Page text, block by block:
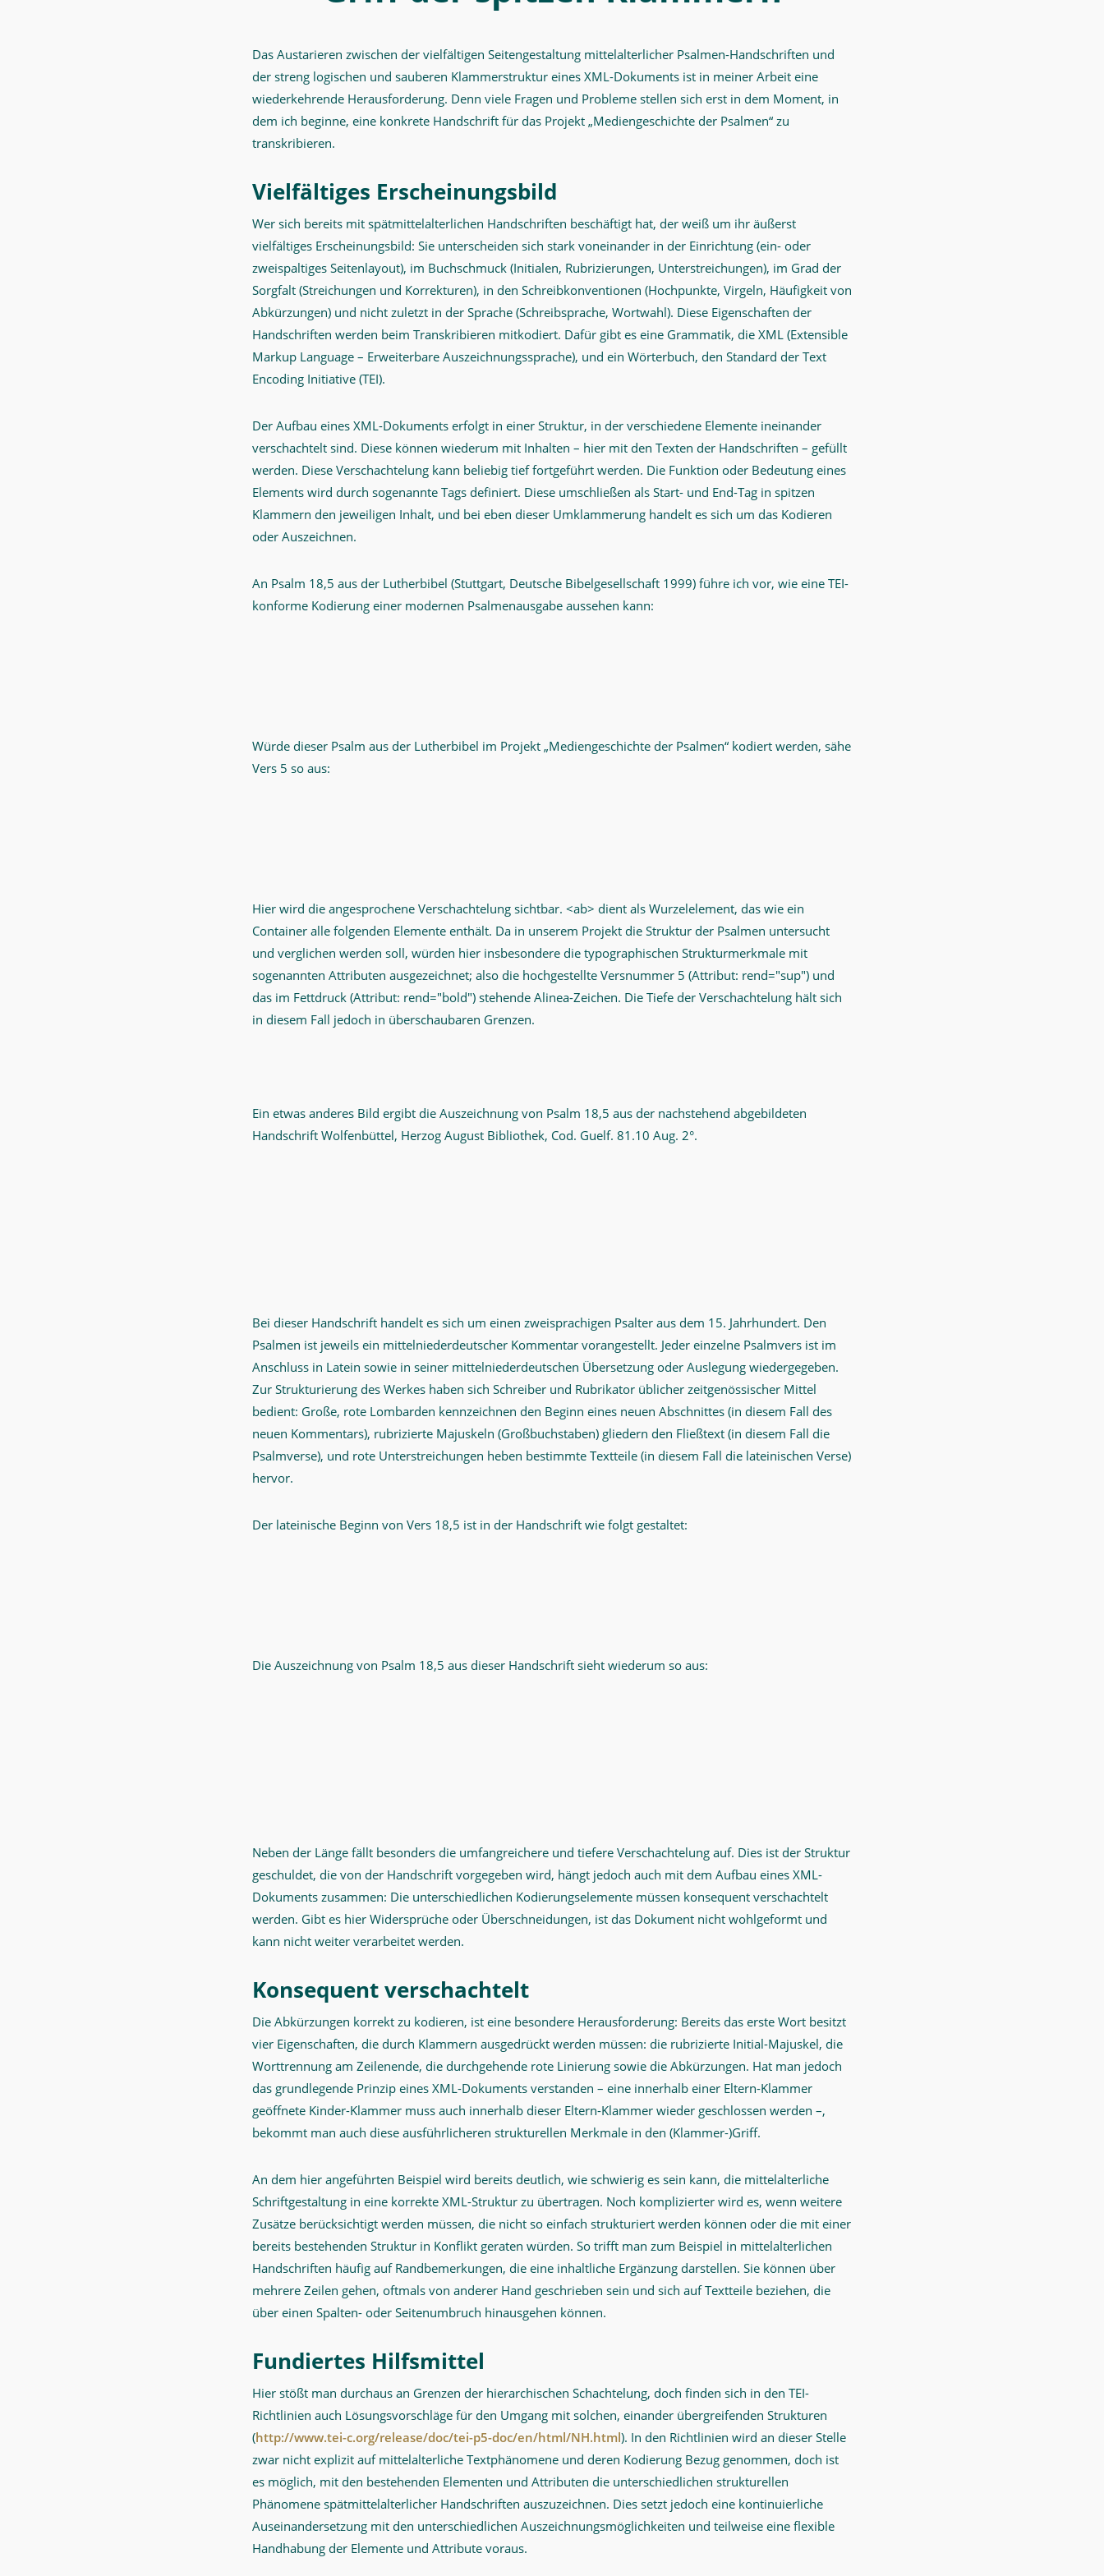
Das Austarieren zwischen der vielfältigen Seitengestaltung mittelalterlicher Psalmen-Handschriften und
der streng logischen und sauberen Klammerstruktur eines XML-Dokuments ist in meiner Arbeit eine
wiederkehrende Herausforderung. Denn viele Fragen und Probleme stellen sich erst in dem Moment, in
dem ich beginne, eine konkrete Handschrift für das Projekt „Mediengeschichte der Psalmen“ zu
transkribieren.
Vielfältiges Erscheinungsbild
Wer sich bereits mit spätmittelalterlichen Handschriften beschäftigt hat, der weiß um ihr äußerst
vielfältiges Erscheinungsbild: Sie unterscheiden sich stark voneinander in der Einrichtung (ein- oder
zweispaltiges Seitenlayout), im Buchschmuck (Initialen, Rubrizierungen, Unterstreichungen), im Grad der
Sorgfalt (Streichungen und Korrekturen), in den Schreibkonventionen (Hochpunkte, Virgeln, Häufigkeit von
Abkürzungen) und nicht zuletzt in der Sprache (Schreibsprache, Wortwahl). Diese Eigenschaften der
Handschriften werden beim Transkribieren mitkodiert. Dafür gibt es eine Grammatik, die XML (Extensible
Markup Language – Erweiterbare Auszeichnungssprache), und ein Wörterbuch, den Standard der Text
Encoding Initiative (TEI).
Der Aufbau eines XML-Dokuments erfolgt in einer Struktur, in der verschiedene Elemente ineinander
verschachtelt sind. Diese können wiederum mit Inhalten – hier mit den Texten der Handschriften – gefüllt
werden. Diese Verschachtelung kann beliebig tief fortgeführt werden. Die Funktion oder Bedeutung eines
Elements wird durch sogenannte Tags definiert. Diese umschließen als Start- und End-Tag in spitzen
Klammern den jeweiligen Inhalt, und bei eben dieser Umklammerung handelt es sich um das Kodieren
oder Auszeichnen.
An Psalm 18,5 aus der Lutherbibel (Stuttgart, Deutsche Bibelgesellschaft 1999) führe ich vor, wie eine TEI-
konforme Kodierung einer modernen Psalmenausgabe aussehen kann:
Würde dieser Psalm aus der Lutherbibel im Projekt „Mediengeschichte der Psalmen“ kodiert werden, sähe
Vers 5 so aus:
Hier wird die angesprochene Verschachtelung sichtbar. <ab> dient als Wurzelelement, das wie ein
Container alle folgenden Elemente enthält. Da in unserem Projekt die Struktur der Psalmen untersucht
und verglichen werden soll, würden hier insbesondere die typographischen Strukturmerkmale mit
sogenannten Attributen ausgezeichnet; also die hochgestellte Versnummer 5 (Attribut: rend="sup") und
das im Fettdruck (Attribut: rend="bold") stehende Alinea-Zeichen. Die Tiefe der Verschachtelung hält sich
in diesem Fall jedoch in überschaubaren Grenzen.
Ein etwas anderes Bild ergibt die Auszeichnung von Psalm 18,5 aus der nachstehend abgebildeten
Handschrift Wolfenbüttel, Herzog August Bibliothek, Cod. Guelf. 81.10 Aug. 2°.
Bei dieser Handschrift handelt es sich um einen zweisprachigen Psalter aus dem 15. Jahrhundert. Den
Psalmen ist jeweils ein mittelniederdeutscher Kommentar vorangestellt. Jeder einzelne Psalmvers ist im
Anschluss in Latein sowie in seiner mittelniederdeutschen Übersetzung oder Auslegung wiedergegeben.
Zur Strukturierung des Werkes haben sich Schreiber und Rubrikator üblicher zeitgenössischer Mittel
bedient: Große, rote Lombarden kennzeichnen den Beginn eines neuen Abschnittes (in diesem Fall des
neuen Kommentars), rubrizierte Majuskeln (Großbuchstaben) gliedern den Fließtext (in diesem Fall die
Psalmverse), und rote Unterstreichungen heben bestimmte Textteile (in diesem Fall die lateinischen Verse)
hervor.
Der lateinische Beginn von Vers 18,5 ist in der Handschrift wie folgt gestaltet:
Die Auszeichnung von Psalm 18,5 aus dieser Handschrift sieht wiederum so aus:
Neben der Länge fällt besonders die umfangreichere und tiefere Verschachtelung auf. Dies ist der Struktur
geschuldet, die von der Handschrift vorgegeben wird, hängt jedoch auch mit dem Aufbau eines XML-
Dokuments zusammen: Die unterschiedlichen Kodierungselemente müssen konsequent verschachtelt
werden. Gibt es hier Widersprüche oder Überschneidungen, ist das Dokument nicht wohlgeformt und
kann nicht weiter verarbeitet werden.
Konsequent verschachtelt
Die Abkürzungen korrekt zu kodieren, ist eine besondere Herausforderung: Bereits das erste Wort besitzt
vier Eigenschaften, die durch Klammern ausgedrückt werden müssen: die rubrizierte Initial-Majuskel, die
Worttrennung am Zeilenende, die durchgehende rote Linierung sowie die Abkürzungen. Hat man jedoch
das grundlegende Prinzip eines XML-Dokuments verstanden – eine innerhalb einer Eltern-Klammer
geöffnete Kinder-Klammer muss auch innerhalb dieser Eltern-Klammer wieder geschlossen werden –,
bekommt man auch diese ausführlicheren strukturellen Merkmale in den (Klammer-)Griff.
An dem hier angeführten Beispiel wird bereits deutlich, wie schwierig es sein kann, die mittelalterliche
Schriftgestaltung in eine korrekte XML-Struktur zu übertragen. Noch komplizierter wird es, wenn weitere
Zusätze berücksichtigt werden müssen, die nicht so einfach strukturiert werden können oder die mit einer
bereits bestehenden Struktur in Konflikt geraten würden. So trifft man zum Beispiel in mittelalterlichen
Handschriften häufig auf Randbemerkungen, die eine inhaltliche Ergänzung darstellen. Sie können über
mehrere Zeilen gehen, oftmals von anderer Hand geschrieben sein und sich auf Textteile beziehen, die
über einen Spalten- oder Seitenumbruch hinausgehen können.
Fundiertes Hilfsmittel
Hier stößt man durchaus an Grenzen der hierarchischen Schachtelung, doch finden sich in den TEI-
Richtlinien auch Lösungsvorschläge für den Umgang mit solchen, einander übergreifenden Strukturen
(http://www.tei-c.org/release/doc/tei-p5-doc/en/html/NH.html). In den Richtlinien wird an dieser Stelle
zwar nicht explizit auf mittelalterliche Textphänomene und deren Kodierung Bezug genommen, doch ist
es möglich, mit den bestehenden Elementen und Attributen die unterschiedlichen strukturellen
Phänomene spätmittelalterlicher Handschriften auszuzeichnen. Dies setzt jedoch eine kontinuierliche
Auseinandersetzung mit den unterschiedlichen Auszeichnungsmöglichkeiten und teilweise eine flexible
Handhabung der Elemente und Attribute voraus.